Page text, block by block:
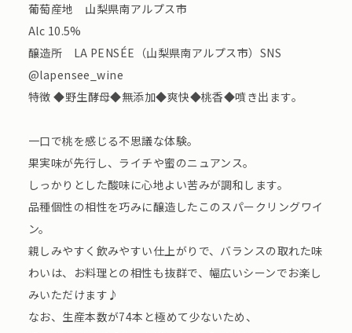
葡萄産地 山梨県南アルプス市
Alc 10.5%
醸造所 LA PENSÉE（山梨県南アルプス市）SNS
@lapensee_wine
特徴 ◆野生酵母◆無添加◆爽快◆桃香◆噴き出ます。
一口で桃を感じる不思議な体験。
果実味が先行し、ライチや蜜のニュアンス。
しっかりとした酸味に心地よい苦みが調和します。
品種個性の相性を巧みに醸造したこのスパークリングワイ
ン。
親しみやすく飲みやすい仕上がりで、バランスの取れた味
わいは、お料理との相性も抜群で、幅広いシーンでお楽し
みいただけます♪
なお、生産本数が74本と極めて少ないため、